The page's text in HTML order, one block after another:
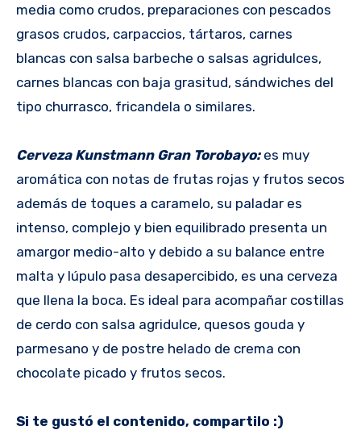
media como crudos, preparaciones con pescados
grasos crudos, carpaccios, tártaros, carnes
blancas con salsa barbeche o salsas agridulces,
carnes blancas con baja grasitud, sándwiches del
tipo churrasco, fricandela o similares.
Cerveza Kunstmann Gran Torobayo:es muy
aromática con notas de frutas rojas y frutos secos
además de toques a caramelo, su paladar es
intenso, complejo y bien equilibrado presenta un
amargor medio-alto y debido a su balance entre
malta y lúpulo pasa desapercibido, es una cerveza
que llena la boca. Es ideal para acompañar costillas
de cerdo con salsa agridulce, quesos gouda y
parmesano y de postre helado de crema con
chocolate picado y frutos secos.
Si te gustó el contenido, compartilo :)